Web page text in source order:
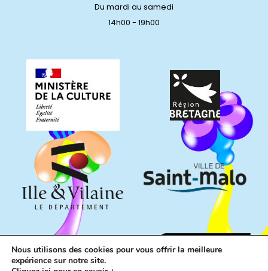
Du mardi au samedi
14h00 - 19h00
Nous utilisons des cookies pour vous offrir la meilleure
expérience sur notre site.